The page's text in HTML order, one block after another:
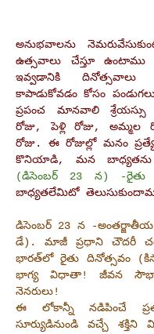
అనుభవాలను
ఉత్సవాలు చేస్తూ
ఇవ్వడానికి దినోత్సవాలు
కాపాడుకోవడం కోసం
ప్రపంచ మానవాలి శ్రేయస్సు
రోజు, పెళ్లి రోజు, అమ్మల
రోజు. ఈ రోజుల్లో మనం
కొనియాడి, మన బాధ్యతను
(డిసెంబర్‌ 23 న) -రైతు
బాధ్యతలేమిటో
డిసెంబర్‌ 23 న -అంతర్జాతీయ
డే). మాజీ ప్రధాని చౌదరీ
భారత్‌లో రైతు దినోత్సవం
భాగ్య విధాతా! జీవన
నెనరులు!
ఈ లోకాన్నీ నడిపించే
సూర్యుడినుండి వచ్చే